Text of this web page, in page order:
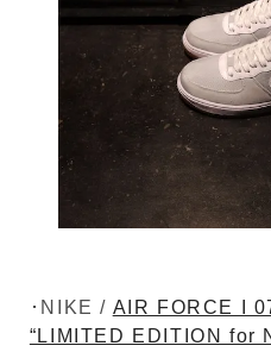
･NIKE / AIR FORCE I
“LIMITED EDITION for